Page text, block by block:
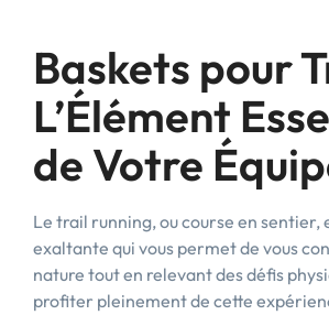
Baskets pour
L’Élément
de Votre
Le trail running, ou course en sentier,
exaltante qui vous permet de vous
nature tout en relevant des défis
profiter pleinement de cette